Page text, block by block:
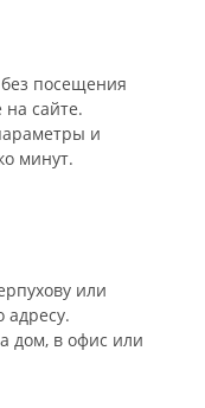
посещения
сайте.
и
минут.
или
адресу.
дом, в офис или